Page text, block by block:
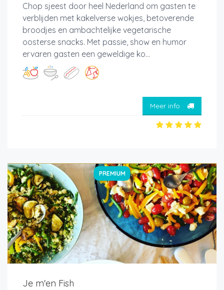
Chop sjeest door heel Nederland om gasten te
verblijden met kakelverse wokjes, betoverende
broodjes en ambachtelijke vegetarische
oosterse snacks. Met passie, show en humor
ervaren gasten een geweldige ko...
Meer info
PREMIUM
Je m'en Fish